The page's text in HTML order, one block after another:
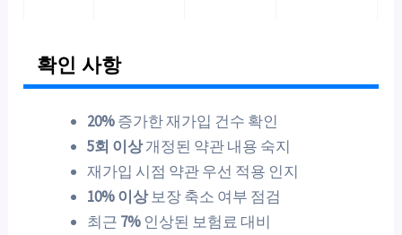
확인 사항
20%증가한 재가입 건수 확인
5회 이상개정된 약관 내용 숙지
재가입 시점 약관 우선 적용 인지
10% 이상보장 축소 여부 점검
최근 7% 인상된 보험료 대비